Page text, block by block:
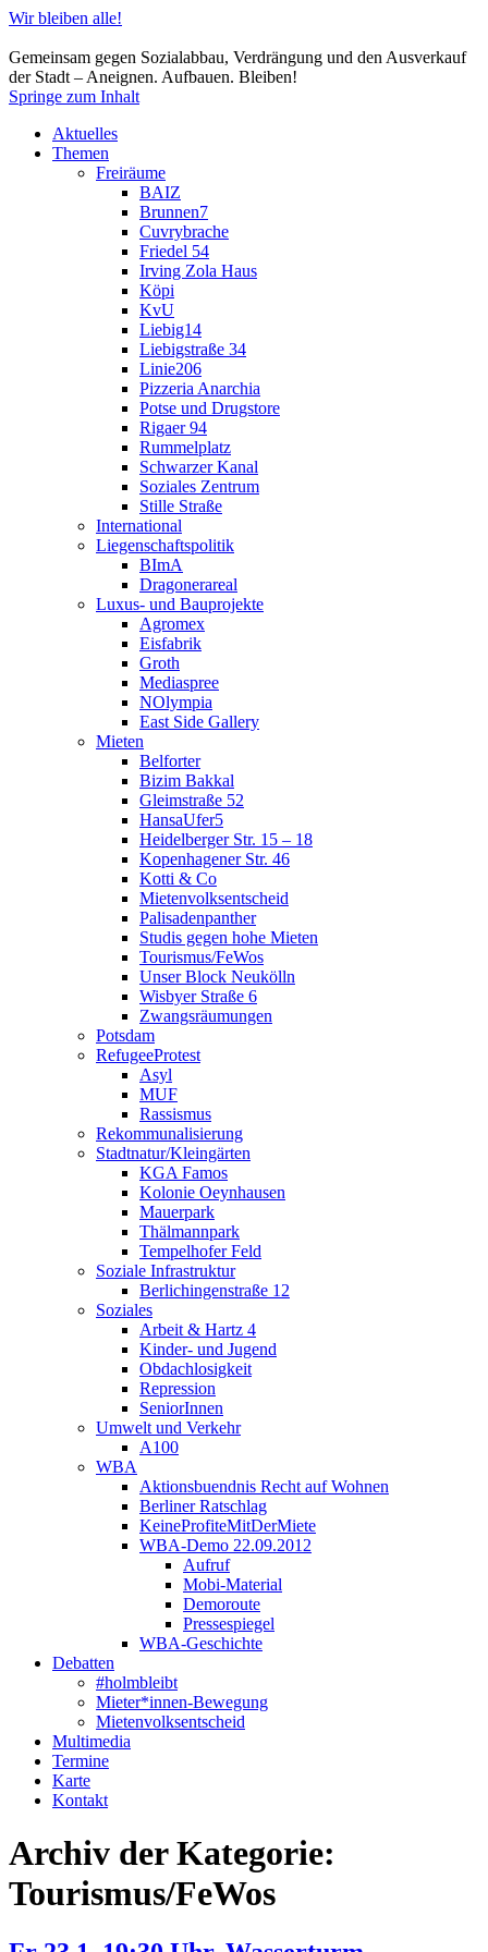
Wir bleiben alle!
Gemeinsam gegen Sozialabbau, Verdrängung und den Ausverkauf
der Stadt – Aneignen. Aufbauen. Bleiben!
Springe zum Inhalt
Aktuelles
Themen
Freiräume
BAIZ
Brunnen7
Cuvrybrache
Friedel 54
Irving Zola Haus
Köpi
KvU
Liebig14
Liebigstraße 34
Linie206
Pizzeria Anarchia
Potse und Drugstore
Rigaer 94
Rummelplatz
Schwarzer Kanal
Soziales Zentrum
Stille Straße
International
Liegenschaftspolitik
BImA
Dragonerareal
Luxus- und Bauprojekte
Agromex
Eisfabrik
Groth
Mediaspree
NOlympia
East Side Gallery
Mieten
Belforter
Bizim Bakkal
Gleimstraße 52
HansaUfer5
Heidelberger Str. 15 – 18
Kopenhagener Str. 46
Kotti & Co
Mietenvolksentscheid
Palisadenpanther
Studis gegen hohe Mieten
Tourismus/FeWos
Unser Block Neukölln
Wisbyer Straße 6
Zwangsräumungen
Potsdam
RefugeeProtest
Asyl
MUF
Rassismus
Rekommunalisierung
Stadtnatur/Kleingärten
KGA Famos
Kolonie Oeynhausen
Mauerpark
Thälmannpark
Tempelhofer Feld
Soziale Infrastruktur
Berlichingenstraße 12
Soziales
Arbeit & Hartz 4
Kinder- und Jugend
Obdachlosigkeit
Repression
SeniorInnen
Umwelt und Verkehr
A100
WBA
Aktionsbuendnis Recht auf Wohnen
Berliner Ratschlag
KeineProfiteMitDerMiete
WBA-Demo 22.09.2012
Aufruf
Mobi-Material
Demoroute
Pressespiegel
WBA-Geschichte
Debatten
#holmbleibt
Mieter*innen-Bewegung
Mietenvolksentscheid
Multimedia
Termine
Karte
Kontakt
Archiv der Kategorie:
Tourismus/FeWos